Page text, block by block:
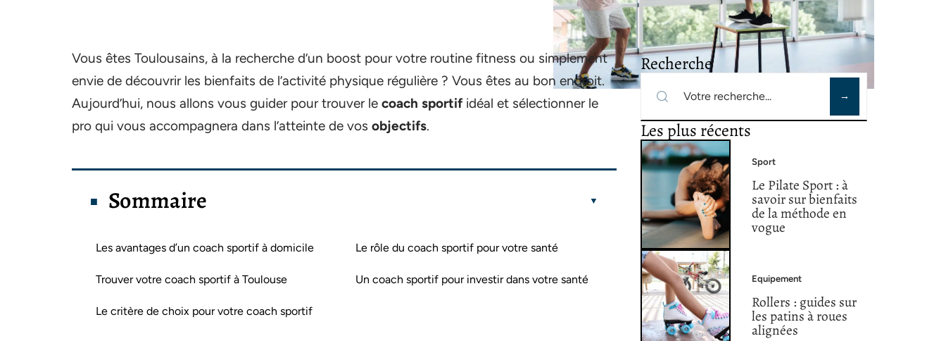
Vous êtes Toulousains, à la recherche d’un boost pour votre routine fitness ou simplement
envie de découvrir les bienfaits de l’activité physique régulière ? Vous êtes au bon endroit.
Aujourd’hui, nous allons vous guider pour trouver le coach sportifidéal et sélectionner le
pro qui vous accompagnera dans l’atteinte de vos objectifs.
Sommaire
Les avantages d’un coach sportif à domicile
Trouver votre coach sportif à Toulouse
Le critère de choix pour votre coach sportif
Le rôle du coach sportif pour votre santé
Un coach sportif pour investir dans votre santé
Recherche
Les plus récents
Sport
Le Pilate Sport : à
savoir sur bienfaits
de la méthode en
vogue
Equipement
Rollers : guides sur
les patins à roues
alignées